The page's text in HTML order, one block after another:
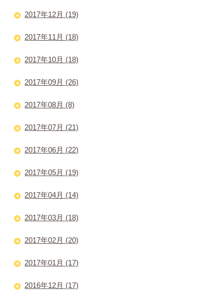
2017年12月 (19)
2017年11月 (18)
2017年10月 (18)
2017年09月 (26)
2017年08月 (8)
2017年07月 (21)
2017年06月 (22)
2017年05月 (19)
2017年04月 (14)
2017年03月 (18)
2017年02月 (20)
2017年01月 (17)
2016年12月 (17)